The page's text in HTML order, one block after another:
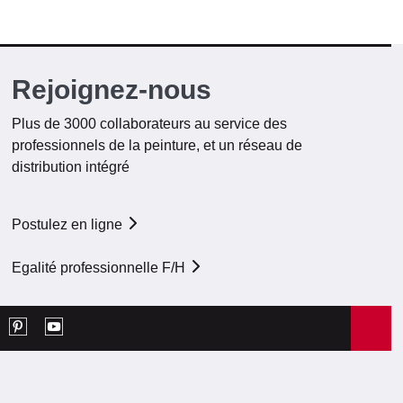
Rejoignez-nous
Plus de 3000 collaborateurs au service des
professionnels de la peinture, et un réseau de
distribution intégré
Postulez en ligne
Egalité professionnelle F/H